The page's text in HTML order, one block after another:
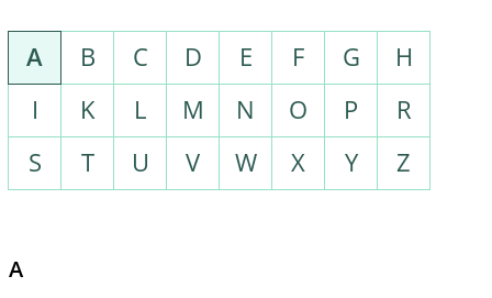
A B C D E F G
H
I
K L M N O P
R
S
T U V W X Y Z
A